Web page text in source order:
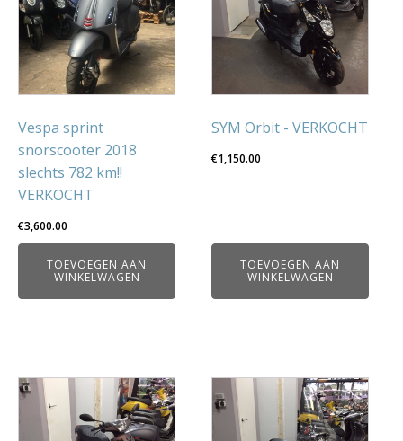
Vespa sprint
snorscooter 2018
slechts 782 km!!
VERKOCHT
€3,600.00
TOEVOEGEN AAN
WINKELWAGEN
SYM Orbit - VERKOCHT
€1,150.00
TOEVOEGEN AAN
WINKELWAGEN